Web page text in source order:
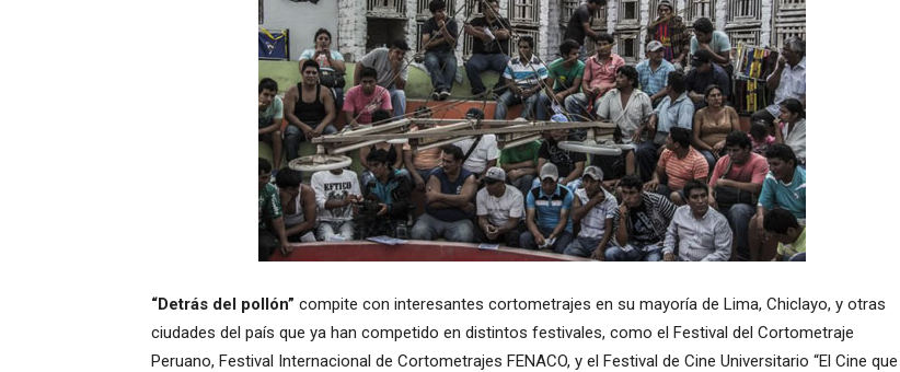
“Detrás del pollón” compite con interesantes cortometrajes en su mayoría de Lima, Chiclayo, y otras
ciudades del país que ya han competido en distintos festivales, como el Festival del Cortometraje
Peruano, Festival Internacional de Cortometrajes FENACO, y el Festival de Cine Universitario “El Cine que